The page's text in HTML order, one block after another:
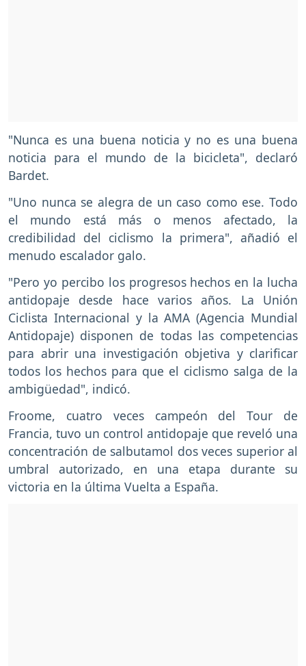
"Nunca es una buena noticia y no es una buena
noticia para el mundo de la bicicleta", declaró
Bardet.
"Uno nunca se alegra de un caso como ese. Todo
el mundo está más o menos afectado, la
credibilidad del ciclismo la primera", añadió el
menudo escalador galo.
"Pero yo percibo los progresos hechos en la lucha
antidopaje desde hace varios años. La Unión
Ciclista Internacional y la AMA (Agencia Mundial
Antidopaje) disponen de todas las competencias
para abrir una investigación objetiva y clarificar
todos los hechos para que el ciclismo salga de la
ambigüedad", indicó.
Froome, cuatro veces campeón del Tour de
Francia, tuvo un control antidopaje que reveló una
concentración de salbutamol dos veces superior al
umbral autorizado, en una etapa durante su
victoria en la última Vuelta a España.